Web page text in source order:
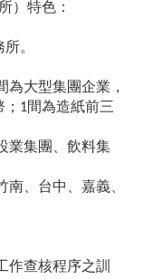
）特色：
。
為大型集團企業，
；1間為造紙前三
業集團、飲料集
、台中、嘉義、
作查核程序之訓